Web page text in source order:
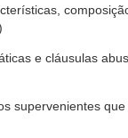
e cláusulas
supervenientes